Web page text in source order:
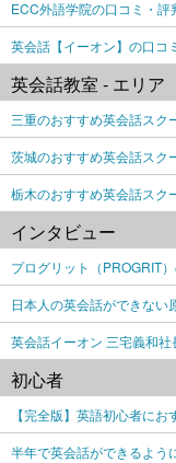
ECC外語学院の口コミ・
英会話【イーオン】の口コ
英会話教室 - エリア
三重のおすすめ英会話スク
茨城のおすすめ英会話スク
栃木のおすすめ英会話スク
インタビュー
プログリット（PROGRIT
日本人の英会話ができな
英会話イーオン 三宅義和社
初心者
【完全版】英語初心者に
半年で英会話ができるよう